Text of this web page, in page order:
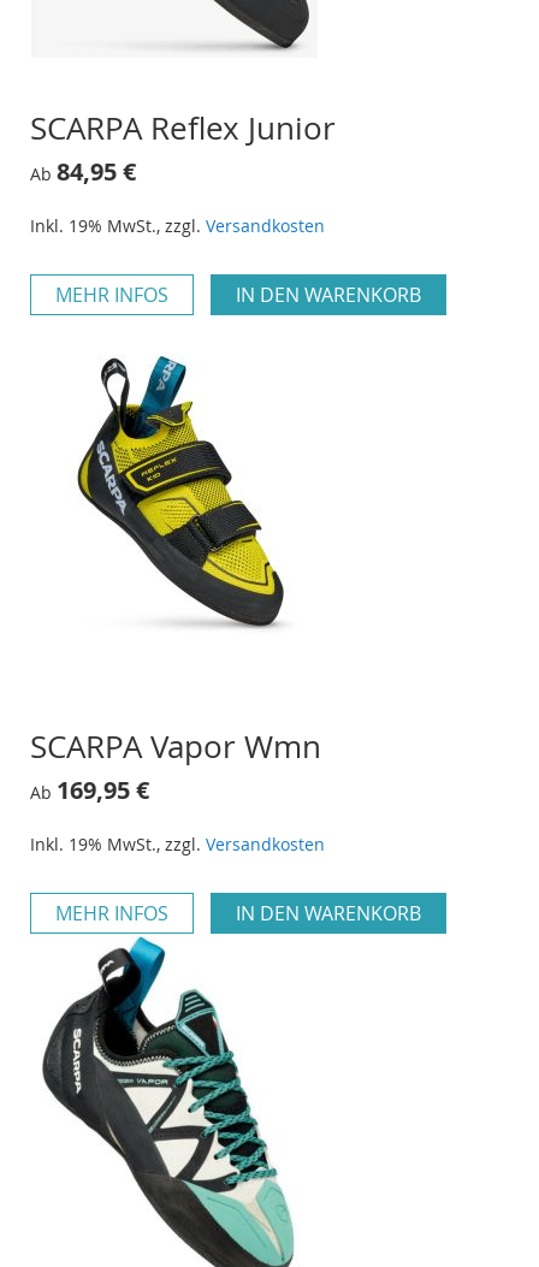
SCARPA Reflex Junior
Ab 84,95 €
Inkl. 19% MwSt., zzgl. Versandkosten
MEHR INFOS IN DEN WARENKORB
SCARPA Vapor Wmn
Ab 169,95 €
Inkl. 19% MwSt., zzgl. Versandkosten
MEHR INFOS IN DEN WARENKORB